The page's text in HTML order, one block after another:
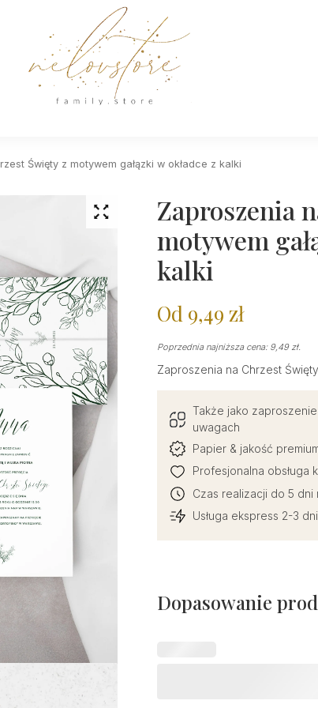
Święty z motywem gałązki w okładce z kalki
Zaproszenia
motywem
kalki
Od 9,49 zł
Poprzednia najniższa cena: 9,49 zł.
Zaproszenia na Chrzest
Także jako
uwagach
Papier & jakość
Profesjonalna obsługa
Czas realizacji do 5
Usługa ekspress 2-3
Dopasowanie